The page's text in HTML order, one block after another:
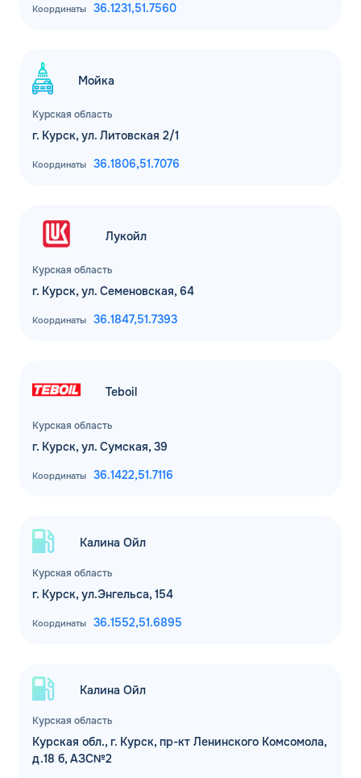
Координаты 36.1231,51.7560
Курская область
Мойка
г. Курск, ул. Литовская 2/1
Координаты 36.1806,51.7076
Курская область
Лукойл
г. Курск, ул. Семеновская, 64
Координаты 36.1847,51.7393
Курская область
Teboil
г. Курск, ул. Сумская, 39
Координаты 36.1422,51.7116
Курская область
Калина Ойл
г. Курск, ул.Энгельса, 154
Координаты 36.1552,51.6895
Курская область
Калина Ойл
Курская обл., г. Курск, пр-кт Ленинского Комсомола,
д.18 б, АЗС№2